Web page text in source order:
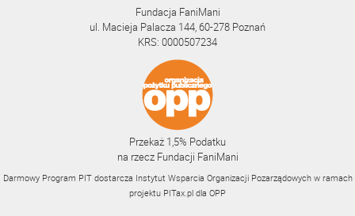
Fundacja FaniMani
ul. Macieja Palacza 144, 60-278 Poznań
KRS: 0000507234
Przekaż 1,5% Podatku
na rzecz Fundacji FaniMani
Darmowy Program PIT dostarcza Instytut Wsparcia Organizacji Pozarządowych w ramach
projektu PITax.pl dla OPP